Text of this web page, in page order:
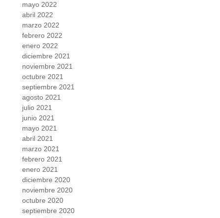
mayo 2022
abril 2022
marzo 2022
febrero 2022
enero 2022
diciembre 2021
noviembre 2021
octubre 2021
septiembre 2021
agosto 2021
julio 2021
junio 2021
mayo 2021
abril 2021
marzo 2021
febrero 2021
enero 2021
diciembre 2020
noviembre 2020
octubre 2020
septiembre 2020